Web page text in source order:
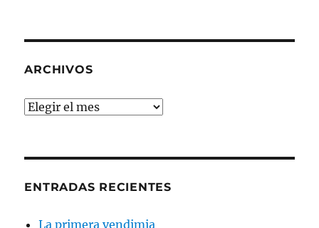
ARCHIVOS
Archivos
ENTRADAS RECIENTES
La primera vendimia